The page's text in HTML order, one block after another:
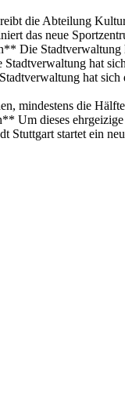
die Abteilung
das neue
Die Stadtverwaltung
hat
hat sich
mindestens die
Um dieses
Stuttgart startet ein